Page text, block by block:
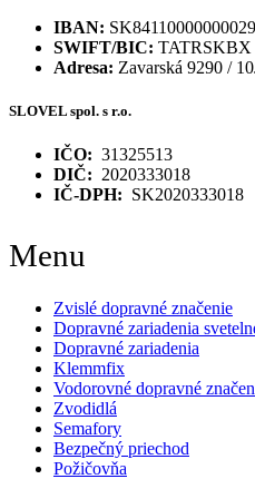
IBAN:
SWIFT/BIC: TATRSKBX
Adresa: Zavarská 9290 /
SLOVEL spol. s r.o.
IČO: 31325513
DIČ: 2020333018
IČ-DPH: SK2020333018
Menu
Zvislé dopravné značenie
Dopravné zariadenia
Dopravné zariadenia
Klemmfix
Vodorovné dopravné
Zvodidlá
Semafory
Bezpečný priechod
Požičovňa